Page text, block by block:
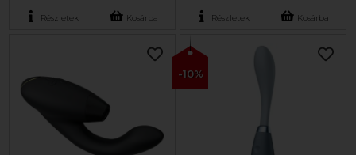
Részletek Kosárba Részletek Kosárba
-10%